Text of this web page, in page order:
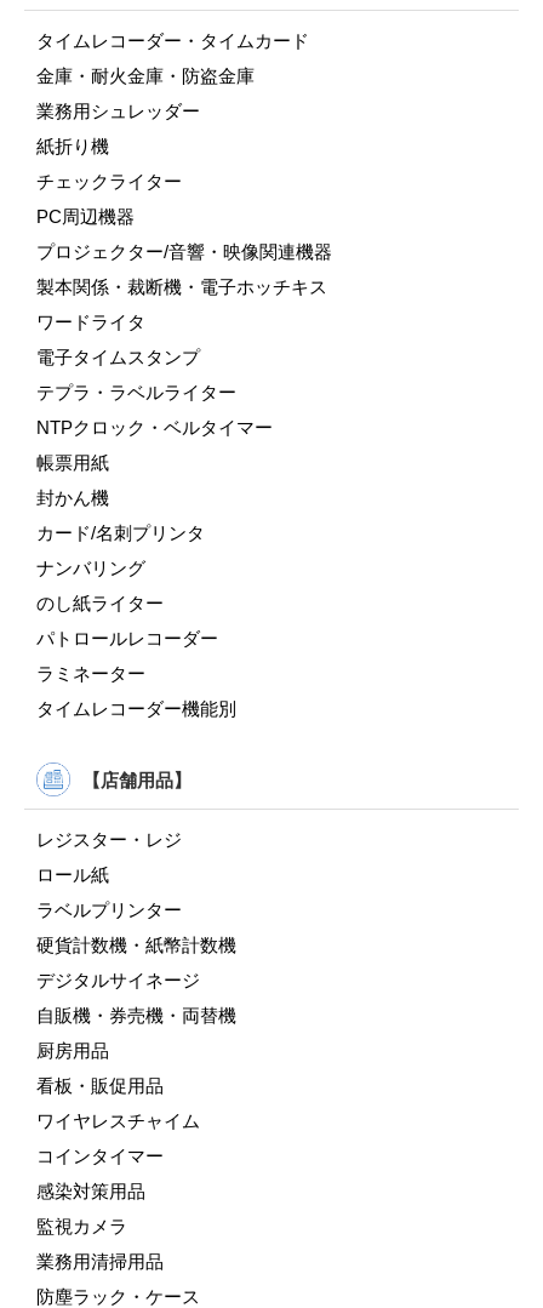
タイムレコーダー・タイムカード
金庫・耐火金庫・防盗金庫
業務用シュレッダー
紙折り機
チェックライター
PC周辺機器
プロジェクター/音響・映像関連機器
製本関係・裁断機・電子ホッチキス
ワードライタ
電子タイムスタンプ
テプラ・ラベルライター
NTPクロック・ベルタイマー
帳票用紙
封かん機
カード/名刺プリンタ
ナンバリング
のし紙ライター
パトロールレコーダー
ラミネーター
タイムレコーダー機能別
【店舗用品】
レジスター・レジ
ロール紙
ラベルプリンター
硬貨計数機・紙幣計数機
デジタルサイネージ
自販機・券売機・両替機
厨房用品
看板・販促用品
ワイヤレスチャイム
コインタイマー
感染対策用品
監視カメラ
業務用清掃用品
防塵ラック・ケース